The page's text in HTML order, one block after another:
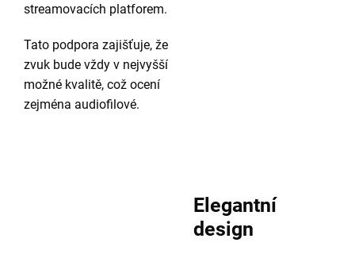
streamovacích platforem.
Tato podpora zajišťuje, že
zvuk bude vždy v nejvyšší
možné kvalitě, což ocení
zejména audiofilové.
Elegantní
design